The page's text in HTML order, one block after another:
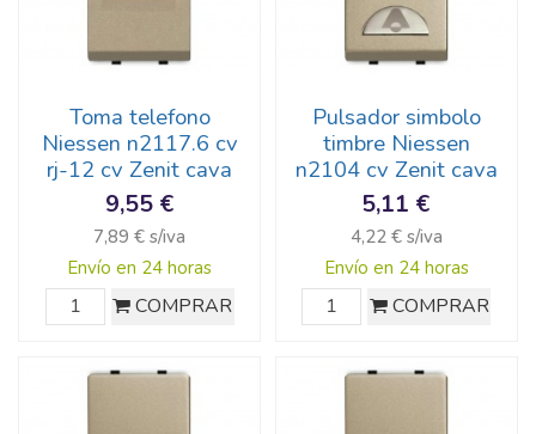
Toma telefono
Niessen n2117.6 cv
rj-12 cv Zenit cava
9,55 €
7,89 € s/iva
Envío en 24 horas
COMPRAR
Pulsador simbolo
timbre Niessen
n2104 cv Zenit cava
5,11 €
4,22 € s/iva
Envío en 24 horas
COMPRAR